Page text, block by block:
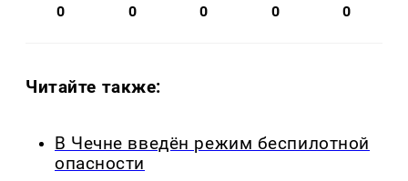
0 0 0 0 0
Читайте также:
В Чечне введён режим беспилотной
опасности